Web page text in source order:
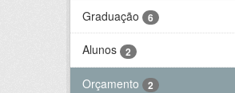
Graduação
6
Alunos 2
Orçamento 2